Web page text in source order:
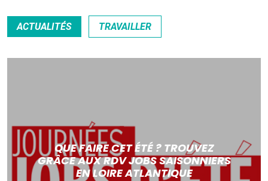
ACTUALITÉS TRAVAILLER
QUE FAIRE CET ÉTÉ ? TROUVEZ
GRÂCE AUX RDV JOBS SAISONNIERS
EN LOIRE ATLANTIQUE